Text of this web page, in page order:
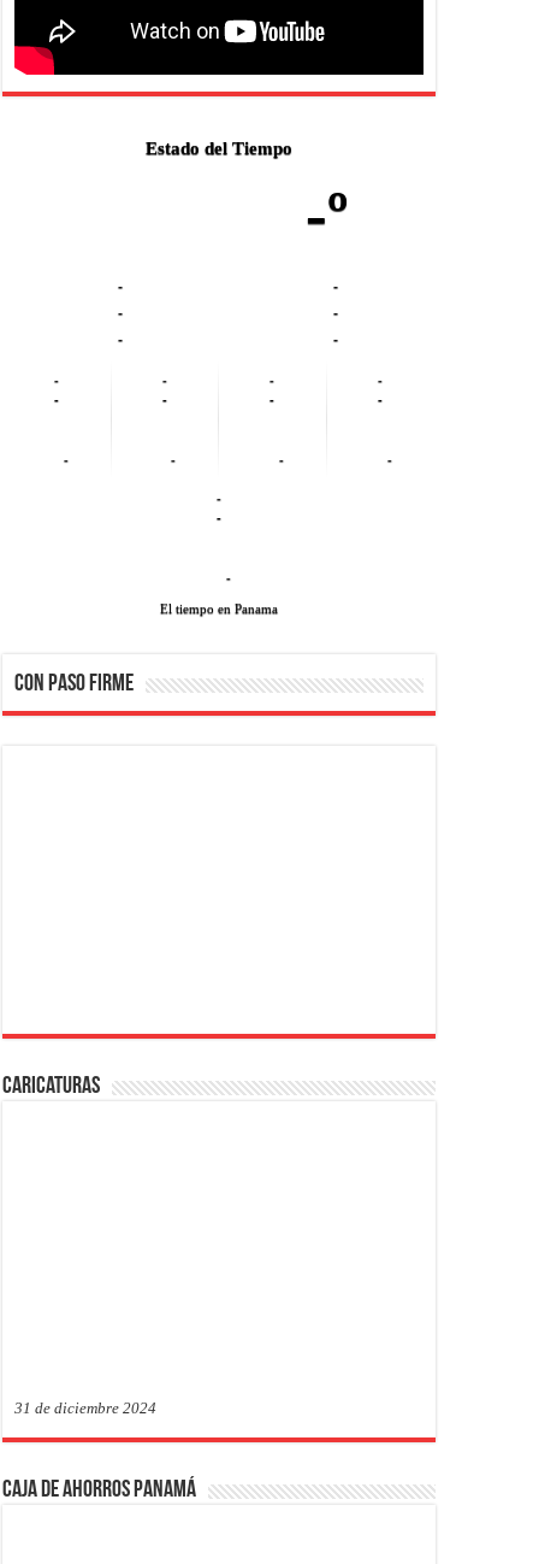
Estado del Tiempo
-º
-
-
-
-
-
-
-
-
-
-
-
-
-
-
-
-
-
-
-
-
-
El tiempo en Panama
CON PASO FIRME
Caricaturas
31 de diciembre 2024
Caja de Ahorros Panamá